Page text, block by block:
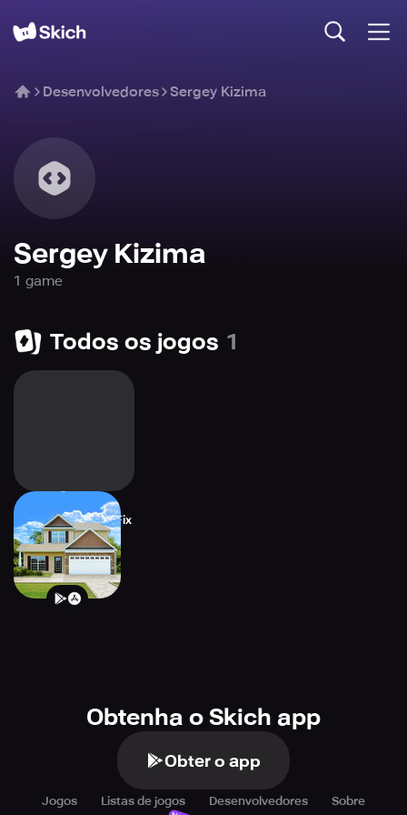
Desenvolvedores Sergey Kizima
Sergey Kizima
1 game
Todos os jogos 1
House Designer : Fix
& Flip
Obtenha o Skich app
Obter o app
Jogos Listas de jogos Desenvolvedores Sobre